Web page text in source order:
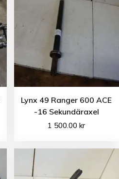
Lynx 49 Ranger 600 ACE
-16 Sekundäraxel
1 500.00kr